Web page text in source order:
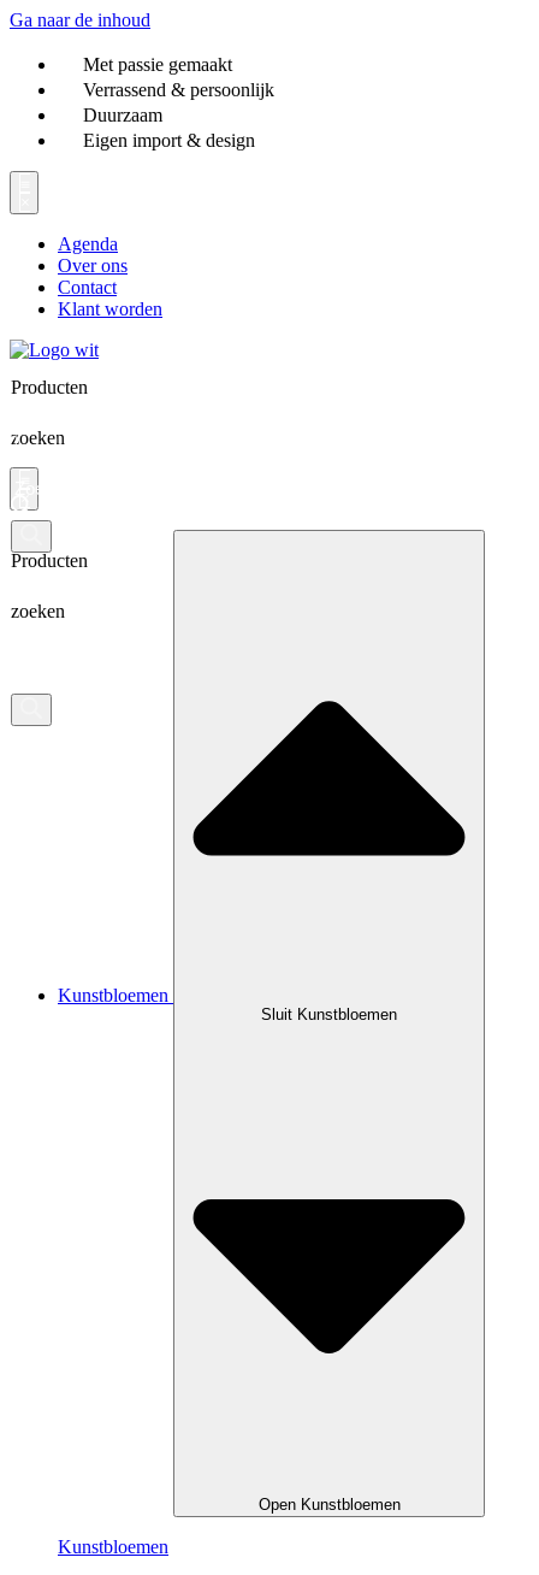
Ga naar de inhoud
Met passie gemaakt
Verrassend & persoonlijk
Duurzaam
Eigen import & design
Agenda
Over ons
Contact
Klant worden
Producten
zoeken
Producten
zoeken
Kunstbloemen
Sluit Kunstbloemen
Open Kunstbloemen
Kunstbloemen